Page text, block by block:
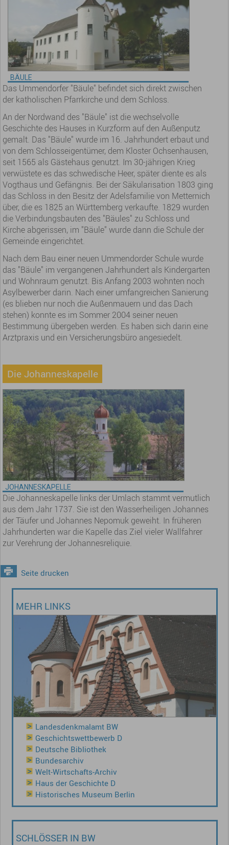
BÄULE
Das Ummendorfer "Bäule" befindet sich direkt zwischen
der katholischen Pfarrkirche und dem Schloss.
An der Nordwand des "Bäule" ist die wechselvolle
Geschichte des Hauses in Kurzform auf den Außenputz
gemalt. Das "Bäule" wurde im 16. Jahrhundert erbaut und
von dem Schlosseigentümer, dem Kloster Ochsenhausen,
seit 1565 als Gästehaus genutzt. Im 30-jährigen Krieg
verwüstete es das schwedische Heer, später diente es als
Vogthaus und Gefängnis. Bei der Säkularisation 1803 ging
das Schloss in den Besitz der Adelsfamilie von Metternich
über, die es 1825 an Württemberg verkaufte. 1829 wurden
die Verbindungsbauten des "Bäules" zu Schloss und
Kirche abgerissen, im "Bäule" wurde dann die Schule der
Gemeinde eingerichtet.
Nach dem Bau einer neuen Ummendorder Schule wurde
das "Bäule" im vergangenen Jahrhundert als Kindergarten
und Wohnraum genutzt. Bis Anfang 2003 wohnten noch
Asylbewerber darin. Nach einer umfangreichen Sanierung
(es blieben nur noch die Außenmauern und das Dach
stehen) konnte es im Sommer 2004 seiner neuen
Bestimmung übergeben werden. Es haben sich darin eine
Arztpraxis und ein Versicherungsbüro angesiedelt.
Die Johanneskapelle
JOHANNESKAPELLE
Die Johanneskapelle links der Umlach stammt vermutlich
aus dem Jahr 1737. Sie ist den Wasserheiligen Johannes
der Täufer und Johannes Nepomuk geweiht. In früheren
Jahrhunderten war die Kapelle das Ziel vieler Wallfahrer
zur Verehrung der Johannesreliquie.
Seite drucken
MEHR LINKS
Landesdenkmalamt BW
Geschichtswettbewerb D
Deutsche Bibliothek
Bundesarchiv
Welt-Wirtschafts-Archiv
Haus der Geschichte D
Historisches Museum Berlin
SCHLÖSSER IN BW